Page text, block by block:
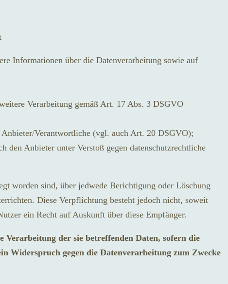
Informationen über die Datenverarbeitung sowie auf
Verarbeitung gemäß Art. 17 Abs. 3 DSGVO
Verantwortliche (vgl. auch Art. 20 DSGVO);
den Anbieter unter Verstoß gegen datenschutzrechtliche
worden sind, über jedwede Berichtigung oder Löschung
Diese Verpflichtung besteht jedoch nicht, soweit
ein Recht auf Auskunft über diese Empfänger.
der sie betreffenden Daten, sofern die
Widerspruch gegen die Datenverarbeitung zum Zwecke